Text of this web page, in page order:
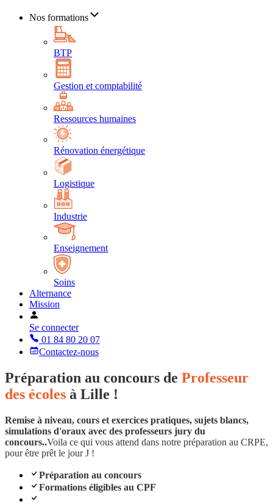
Nos formations
BTP
Gestion et comptabilité
Ressources humaines
Rénovation énergétique
Logistique
Industrie
Enseignement
Soins
Alternance
Mission
Se connecter
01 84 80 20 07
Contactez-nous
Préparation au concours de Professeur
des écoles à Lille !
Remise à niveau, cours et exercices pratiques, sujets blancs,
simulations d'oraux avec des professeurs jury du
concours..Voila ce qui vous attend dans notre préparation au CRPE,
pour être prêt le jour J !
Préparation au concours
Formations éligibles au CPF